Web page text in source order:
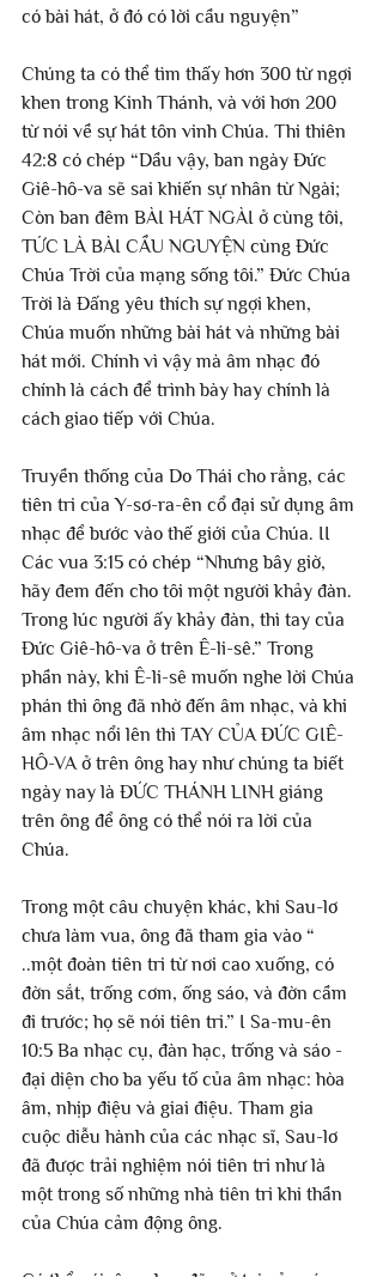
có bài hát, ở đó có lời cầu nguyện”
Chúng ta có thể tìm thấy hơn 300 từ ngợi
khen trong Kinh Thánh, và với hơn 200
từ nói về sự hát tôn vinh Chúa. Thi thiên
42:8 có chép “Dầu vậy, ban ngày Đức
Giê-hô-va sẽ sai khiến sự nhân từ Ngài;
Còn ban đêm BÀI HÁT NGÀI ở cùng tôi,
TỨC LÀ BÀI CẦU NGUYỆN cùng Đức
Chúa Trời của mạng sống tôi.” Đức Chúa
Trời là Đấng yêu thích sự ngợi khen,
Chúa muốn những bài hát và những bài
hát mới. Chính vì vậy mà âm nhạc đó
chính là cách để trình bày hay chính là
cách giao tiếp với Chúa.
Truyền thống của Do Thái cho rằng, các
tiên tri của Y-sơ-ra-ên cổ đại sử dụng âm
nhạc để bước vào thế giới của Chúa. II
Các vua 3:15 có chép “Nhưng bây giờ,
hãy đem đến cho tôi một người khảy đàn.
Trong lúc người ấy khảy đàn, thì tay của
Đức Giê-hô-va ở trên Ê-li-sê.” Trong
phần này, khi Ê-li-sê muốn nghe lời Chúa
phán thì ông đã nhờ đến âm nhạc, và khi
âm nhạc nổi lên thì TAY CỦA ĐỨC GIÊ-
HÔ-VA ở trên ông hay như chúng ta biết
ngày nay là ĐỨC THÁNH LINH giáng
trên ông để ông có thể nói ra lời của
Chúa.
Trong một câu chuyện khác, khi Sau-lơ
chưa làm vua, ông đã tham gia vào “
..một đoàn tiên tri từ nơi cao xuống, có
đờn sắt, trống cơm, ống sáo, và đờn cầm
đi trước; họ sẽ nói tiên tri.” I Sa-mu-ên
10:5 Ba nhạc cụ, đàn hạc, trống và sáo -
đại diện cho ba yếu tố của âm nhạc: hòa
âm, nhịp điệu và giai điệu. Tham gia
cuộc diễu hành của các nhạc sĩ, Sau-lơ
đã được trải nghiệm nói tiên tri như là
một trong số những nhà tiên tri khi thần
của Chúa cảm động ông.